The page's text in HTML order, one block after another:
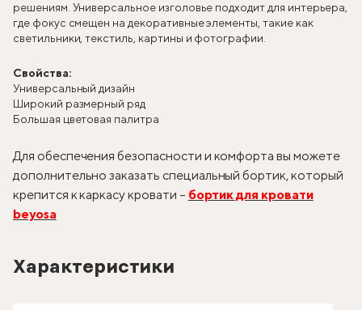
решениям. Универсальное изголовье подходит для интерьера,
где фокус смещен на декоративные элементы, такие как
светильники, текстиль, картины и фотографии.
Свойства:
Универсальный дизайн
Широкий размерный ряд
Большая цветовая палитра
Для обеспечения безопасности и комфорта вы можете
дополнительно заказать специальный бортик, который
крепится к каркасу кровати – бортик для кровати
beyosa
Характеристики